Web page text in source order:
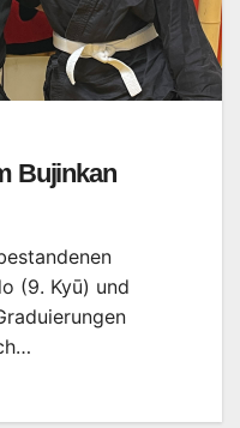
Bujinkan
(9. Kyū) und